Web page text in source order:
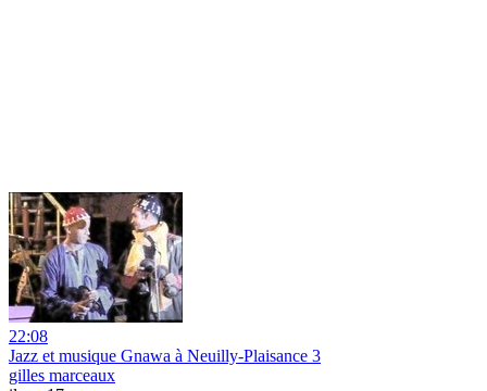
22:08
Jazz et musique Gnawa à Neuilly-Plaisance 3
gilles marceaux